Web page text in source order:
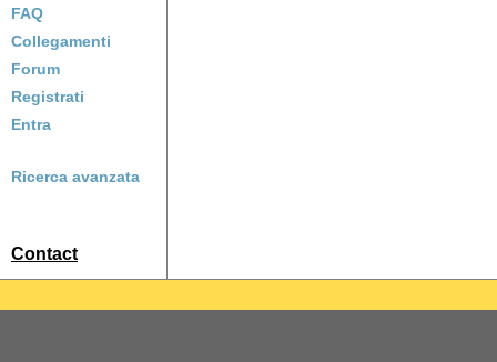
FAQ
Collegamenti
Forum
Registrati
Entra
Ricerca avanzata
Contact